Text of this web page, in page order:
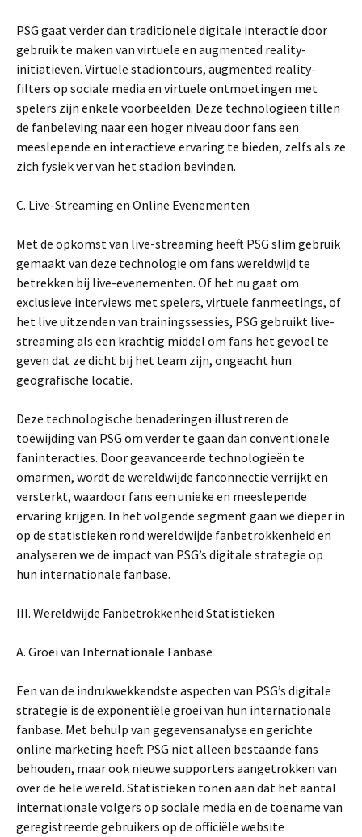
PSG gaat verder dan traditionele digitale interactie door
gebruik te maken van virtuele en augmented reality-
initiatieven. Virtuele stadiontours, augmented reality-
filters op sociale media en virtuele ontmoetingen met
spelers zijn enkele voorbeelden. Deze technologieën tillen
de fanbeleving naar een hoger niveau door fans een
meeslepende en interactieve ervaring te bieden, zelfs als ze
zich fysiek ver van het stadion bevinden.
C. Live-Streaming en Online Evenementen
Met de opkomst van live-streaming heeft PSG slim gebruik
gemaakt van deze technologie om fans wereldwijd te
betrekken bij live-evenementen. Of het nu gaat om
exclusieve interviews met spelers, virtuele fanmeetings, of
het live uitzenden van trainingssessies, PSG gebruikt live-
streaming als een krachtig middel om fans het gevoel te
geven dat ze dicht bij het team zijn, ongeacht hun
geografische locatie.
Deze technologische benaderingen illustreren de
toewijding van PSG om verder te gaan dan conventionele
faninteracties. Door geavanceerde technologieën te
omarmen, wordt de wereldwijde fanconnectie verrijkt en
versterkt, waardoor fans een unieke en meeslepende
ervaring krijgen. In het volgende segment gaan we dieper in
op de statistieken rond wereldwijde fanbetrokkenheid en
analyseren we de impact van PSG’s digitale strategie op
hun internationale fanbase.
III. Wereldwijde Fanbetrokkenheid Statistieken
A. Groei van Internationale Fanbase
Een van de indrukwekkendste aspecten van PSG’s digitale
strategie is de exponentiële groei van hun internationale
fanbase. Met behulp van gegevensanalyse en gerichte
online marketing heeft PSG niet alleen bestaande fans
behouden, maar ook nieuwe supporters aangetrokken van
over de hele wereld. Statistieken tonen aan dat het aantal
internationale volgers op sociale media en de toename van
geregistreerde gebruikers op de officiële website